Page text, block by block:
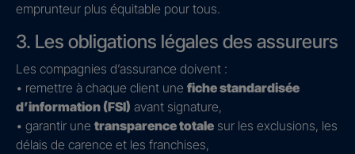
emprunteur plus équitable pour tous.
3. Les obligations légales des assureurs
Les compagnies d’assurance doivent :
• remettre à chaque client une fiche standardisée
d’information (FSI) avant signature,
• garantir une transparence totale sur les exclusions, les
délais de carence et les franchises,